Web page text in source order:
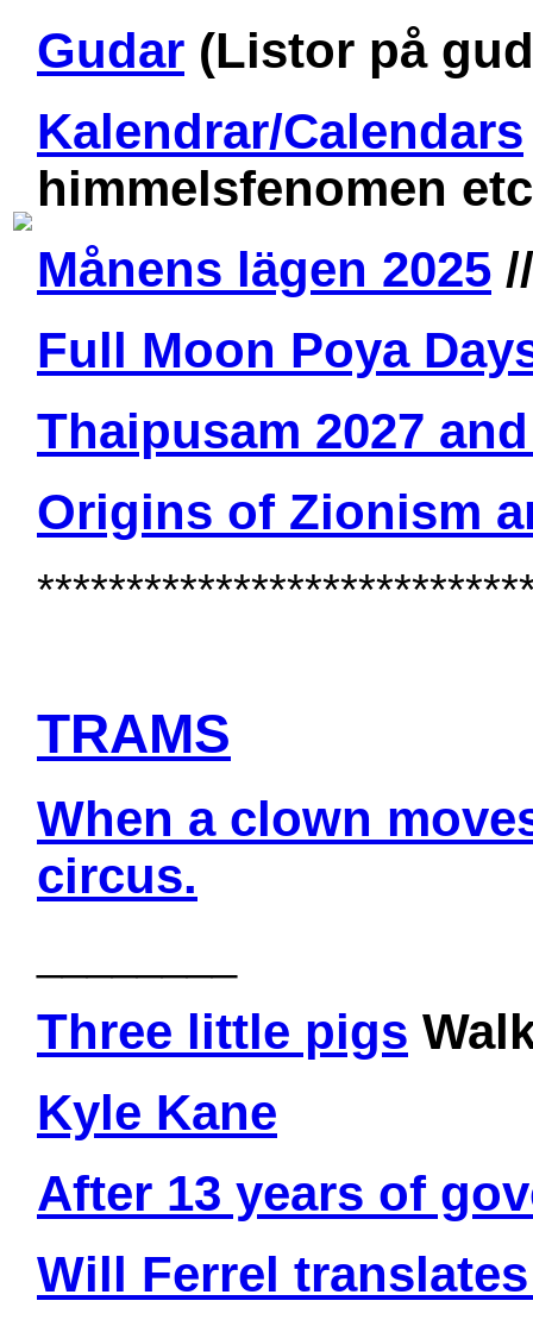
Gudar (Listor på
Kalendrar/Calendars
himmelsfenomen
Månens lägen 2025
Full Moon Poya
Thaipusam 2027
Origins of Zionism
TRAMS
When a clown
circus.
Three little pigs
Kyle Kane
After 13 years of
Will Ferrel